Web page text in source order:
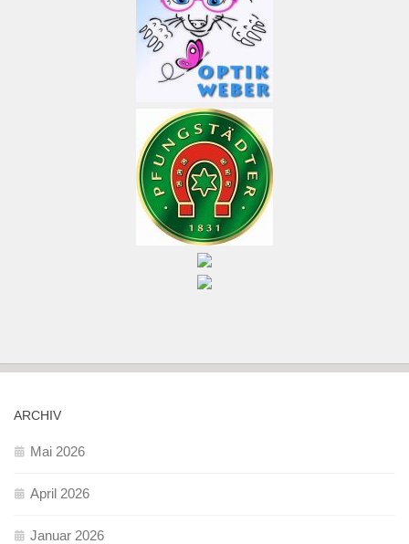
ARCHIV
Mai 2026
April 2026
Januar 2026